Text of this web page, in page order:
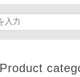
Product